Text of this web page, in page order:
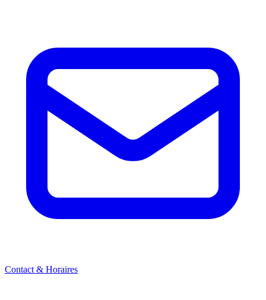
Contact & Horaires